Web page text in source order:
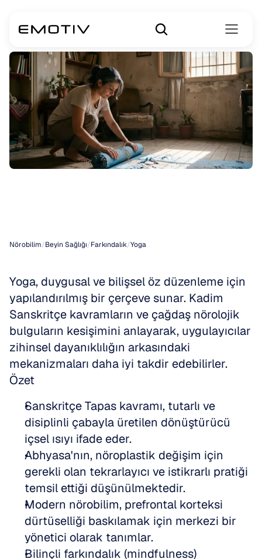
Nörobilim/Beyin Sağlığı/Farkındalık/Yoga
Yoga, duygusal ve bilişsel öz düzenleme için
yapılandırılmış bir çerçeve sunar. Kadim
Sanskritçe kavramların ve çağdaş nörolojik
bulguların kesişimini anlayarak, uygulayıcılar
zihinsel dayanıklılığın arkasındaki
mekanizmaları daha iyi takdir edebilirler.
Özet
Sanskritçe Tapas kavramı, tutarlı ve
disiplinli çabayla üretilen dönüştürücü
içsel ısıyı ifade eder.
Abhyasa'nın, nöroplastik değişim için
gerekli olan tekrarlayıcı ve istikrarlı pratiği
temsil ettiği düşünülmektedir.
Modern nörobilim, prefrontal korteksi
dürtüselliği baskılamak için merkezi bir
yönetici olarak tanımlar.
Bilinçli farkındalık (mindfulness)